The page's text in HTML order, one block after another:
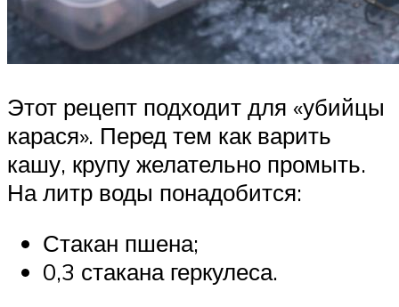
Этот рецепт подходит для «убийцы
карася». Перед тем как варить
кашу, крупу желательно промыть.
На литр воды понадобится:
Стакан пшена;
0,3 стакана геркулеса.